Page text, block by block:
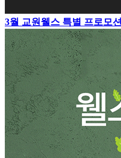
3월 교원웰스 특별 프로모션